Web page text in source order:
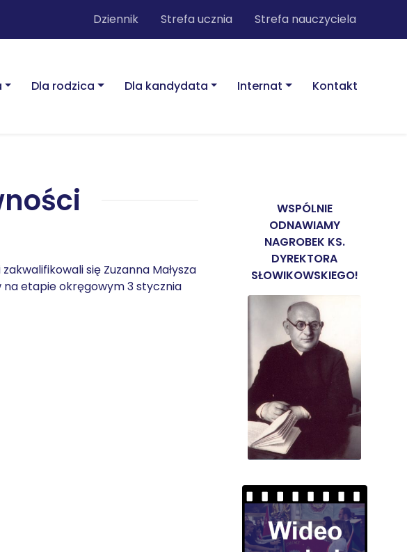
Dziennik Strefa ucznia Strefa nauczyciela
Dla rodzica Dla kandydata Internat Kontakt
się Zuzanna Małysza
na etapie okręgowym 3 stycznia
WSPÓLNIE
ODNAWIAMY
NAGROBEK KS.
DYREKTORA
SŁOWIKOWSKIEGO!